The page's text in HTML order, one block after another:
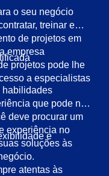
o seu negócio
treinar e
de projetos em
empresa
projetos pode lhe
a especialistas
habilidades
que pode não
deve procurar um
experiência no
soluções às
atentas às
e